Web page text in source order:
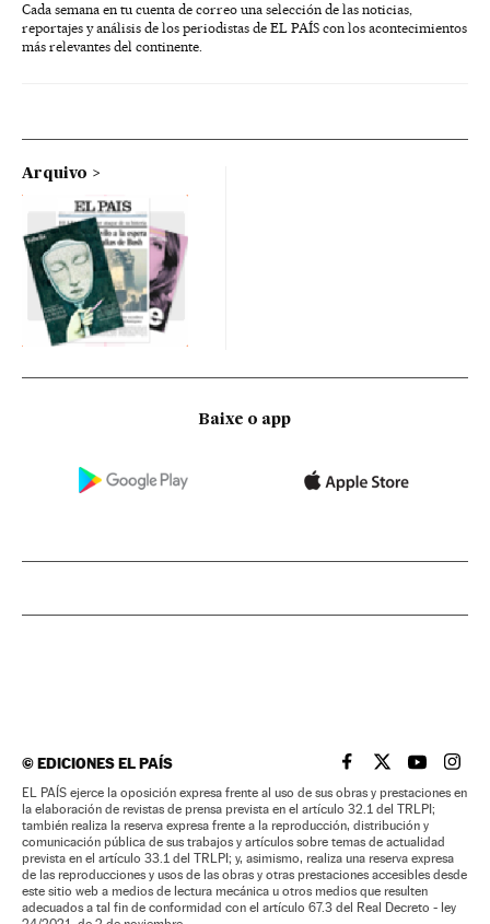
Cada semana en tu cuenta de correo una selección de las noticias,
reportajes y análisis de los periodistas de EL PAÍS con los acontecimientos
más relevantes del continente.
Arquivo
Baixe o app
©EDICIONES EL PAÍS EL PAÍS BRASIL EN
EL PAÍSEL PAÍS
EL
EL PAÍS ejerce la oposición expresa frente al uso de sus obras y prestaciones en
la elaboración de revistas de prensa prevista en el artículo 32.1 del TRLPI;
también realiza la reserva expresa frente a la reproducción, distribución y
comunicación pública de sus trabajos y artículos sobre temas de actualidad
prevista en el artículo 33.1 del TRLPI; y, asimismo, realiza una reserva expresa
de las reproducciones y usos de las obras y otras prestaciones accesibles desde
este sitio web a medios de lectura mecánica u otros medios que resulten
adecuados a tal fin de conformidad con el artículo 67.3 del Real Decreto - ley